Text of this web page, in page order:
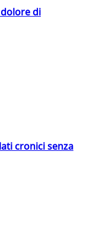
di
cronici senza